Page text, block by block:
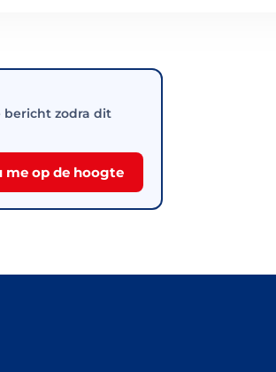
bericht zodra dit
me op de hoogte